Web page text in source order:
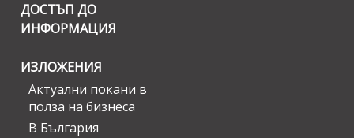
ДОСТЪП ДО
ИНФОРМАЦИЯ
ИЗЛОЖЕНИЯ
Актуални покани в
полза на бизнеса
В България